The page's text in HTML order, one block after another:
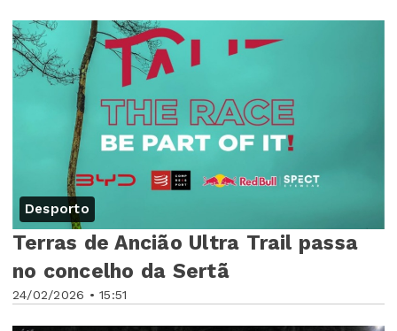
Desporto
24/02/2026 • 15:51
Terras de Ancião Ultra Trail passa
no concelho da Sertã